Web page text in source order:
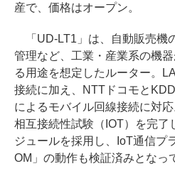
産で、価格はオープン。
「UD-LT1」は、自動販売機
管理など、工業・産業系の機
る用途を想定したルーター。
接続に加え、NTTドコモと
によるモバイル回線接続に対
相互接続性試験（IOT）を完了
ジュールを採用し、IoT通信プ
OM」の動作も検証済みとなっ